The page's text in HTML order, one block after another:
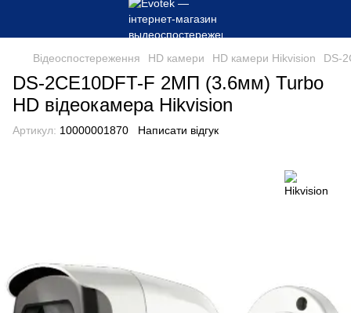
Відеоспостереження HD камери HD камери Hikvision DS-
DS-2CE10DFT-F 2МП (3.6мм) Turbo
HD відеокамера Hikvision
Артикул: 10000001870 Написати відгук